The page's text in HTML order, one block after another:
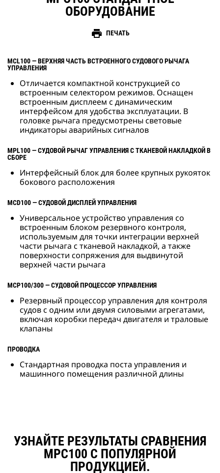
ОБОРУДОВАНИЕ
print ПЕЧАТЬ
MCL100 — ВЕРХНЯЯ ЧАСТЬ ВСТРОЕННОГО СУДОВОГО РЫЧАГА
УПРАВЛЕНИЯ
Отличается компактной конструкцией со
встроенным селектором режимов. Оснащен
встроенным дисплеем с динамическим
интерфейсом для удобства эксплуатации. В
головке рычага предусмотрены световые
индикаторы аварийных сигналов
MPL100 — СУДОВОЙ РЫЧАГ УПРАВЛЕНИЯ С ТКАНЕВОЙ НАКЛАДКОЙ В
СБОРЕ
Интерфейсный блок для более крупных рукояток
бокового расположения
MCD100 — СУДОВОЙ ДИСПЛЕЙ УПРАВЛЕНИЯ
Универсальное устройство управления со
встроенным блоком резервного контроля,
используемым для точки интеграции верхней
части рычага с тканевой накладкой, а также
поверхности сопряжения для выдвинутой
верхней части рычага
MCP100/300 — СУДОВОЙ ПРОЦЕССОР УПРАВЛЕНИЯ
Резервный процессор управления для контроля
судов с одним или двумя силовыми агрегатами,
включая коробки передач двигателя и траловые
клапаны
ПРОВОДКА
Стандартная проводка поста управления и
машинного помещения различной длины
УЗНАЙТЕ РЕЗУЛЬТАТЫ СРАВНЕНИЯ
MPC100 С ПОПУЛЯРНОЙ
ПРОДУКЦИЕЙ.